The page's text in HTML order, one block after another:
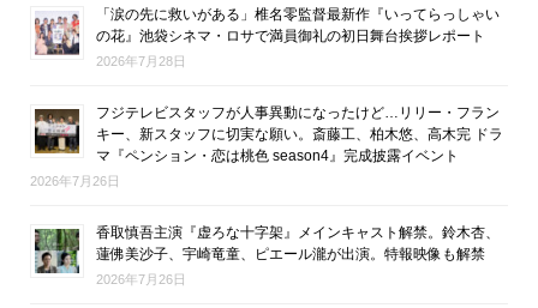
「涙の先に救いがある」椎名零監督最新作『いってらっしゃい
の花』池袋シネマ・ロサで満員御礼の初日舞台挨拶レポート
2026年7月28日
フジテレビスタッフが人事異動になったけど…リリー・フラン
キー、新スタッフに切実な願い。斎藤工、柏木悠、高木完 ドラ
マ『ペンション・恋は桃色 season4』完成披露イベント
2026年7月26日
香取慎吾主演『虚ろな十字架』メインキャスト解禁。鈴木杏、
蓮佛美沙子、宇崎竜童、ピエール瀧が出演。特報映像も解禁
2026年7月26日